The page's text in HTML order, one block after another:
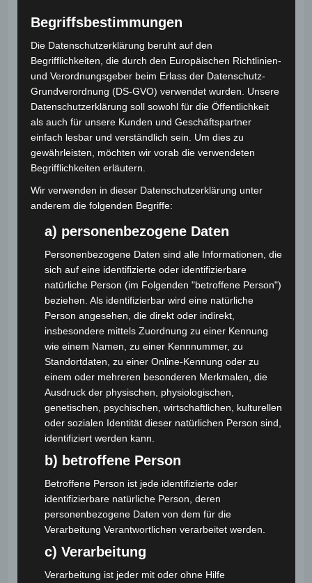
Der Zauberladen kommt zurück nach Wien
25. November 2025
Sommer Zaubercamps für Kinder – Termine
5. Januar 2023
Begriffsbestimmungen
Die Datenschutzerklärung beruht auf den
Begrifflichkeiten, die durch den Europäischen Richtlinien-
und Verordnungsgeber beim Erlass der Datenschutz-
Grundverordnung (DS-GVO) verwendet wurden. Unsere
Datenschutzerklärung soll sowohl für die Öffentlichkeit
als auch für unsere Kunden und Geschäftspartner
einfach lesbar und verständlich sein. Um dies zu
gewährleisten, möchten wir vorab die verwendeten
Begrifflichkeiten erläutern.
Wir verwenden in dieser Datenschutzerklärung unter
anderem die folgenden Begriffe:
a) personenbezogene Daten
Personenbezogene Daten sind alle Informationen, die
sich auf eine identifizierte oder identifizierbare
natürliche Person (im Folgenden "betroffene Person")
beziehen. Als identifizierbar wird eine natürliche
Person angesehen, die direkt oder indirekt,
insbesondere mittels Zuordnung zu einer Kennung
wie einem Namen, zu einer Kennnummer, zu
Standortdaten, zu einer Online-Kennung oder zu
einem oder mehreren besonderen Merkmalen, die
Ausdruck der physischen, physiologischen,
genetischen, psychischen, wirtschaftlichen, kulturellen
oder sozialen Identität dieser natürlichen Person sind,
identifiziert werden kann.
b) betroffene Person
Betroffene Person ist jede identifizierte oder
identifizierbare natürliche Person, deren
personenbezogene Daten von dem für die
Verarbeitung Verantwortlichen verarbeitet werden.
c) Verarbeitung
Verarbeitung ist jeder mit oder ohne Hilfe